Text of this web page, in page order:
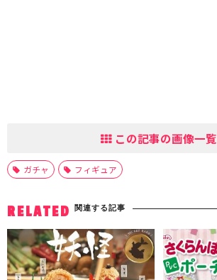
この記事の画像一覧
ガチャ フィギュア
RELATED 関連する記事